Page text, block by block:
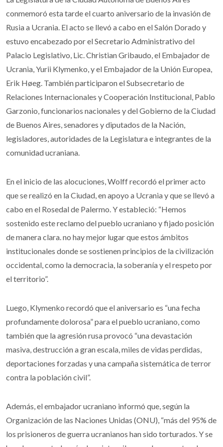
conmemoró esta tarde el cuarto aniversario de la invasión de
Rusia a Ucrania. El acto se llevó a cabo en el Salón Dorado y
estuvo encabezado por el Secretario Administrativo del
Palacio Legislativo, Lic. Christian Gribaudo, el Embajador de
Ucrania, Yurii Klymenko, y el Embajador de la Unión Europea,
Erik Høeg. También participaron el Subsecretario de
Relaciones Internacionales y Cooperación Institucional, Pablo
Garzonio, funcionarios nacionales y del Gobierno de la Ciudad
de Buenos Aires, senadores y diputados de la Nación,
legisladores, autoridades de la Legislatura e integrantes de la
comunidad ucraniana.
En el inicio de las alocuciones, Wolff recordó el primer acto
que se realizó en la Ciudad, en apoyo a Ucrania y que se llevó a
cabo en el Rosedal de Palermo. Y estableció: “Hemos
sostenido este reclamo del pueblo ucraniano y fijado posición
de manera clara. no hay mejor lugar que estos ámbitos
institucionales donde se sostienen principios de la civilización
occidental, como la democracia, la soberanía y el respeto por
el territorio”.
Luego, Klymenko recordó que el aniversario es “una fecha
profundamente dolorosa” para el pueblo ucraniano, como
también que la agresión rusa provocó “una devastación
masiva, destrucción a gran escala, miles de vidas perdidas,
deportaciones forzadas y una campaña sistemática de terror
contra la población civil”.
Además, el embajador ucraniano informó que, según la
Organización de las Naciones Unidas (ONU), “más del 95% de
los prisioneros de guerra ucranianos han sido torturados. Y se